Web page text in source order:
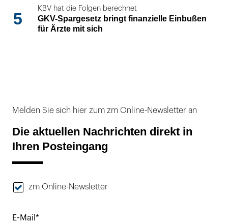
5
KBV hat die Folgen berechnet
GKV-Spargesetz bringt finanzielle Einbußen
für Ärzte mit sich
Melden Sie sich hier zum zm Online-Newsletter an
Die aktuellen Nachrichten direkt in
Ihren Posteingang
zm Online-Newsletter
E-Mail*